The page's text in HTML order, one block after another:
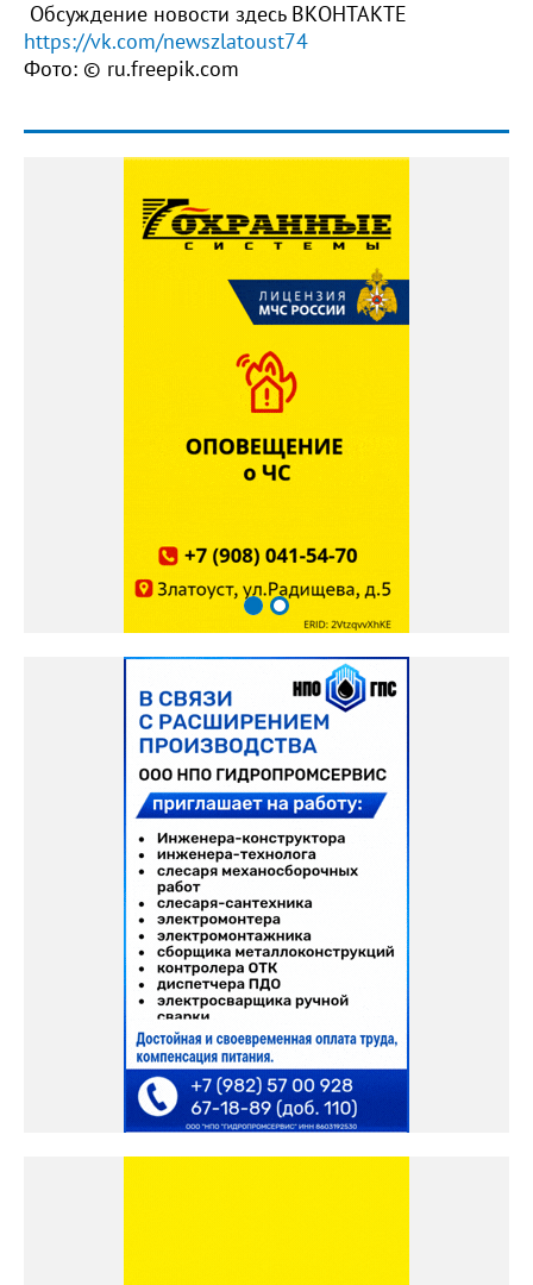
Обсуждение новости здесь ВКОНТАКТЕ
https://vk.com/newszlatoust74
Фото: © ru.freepik.com